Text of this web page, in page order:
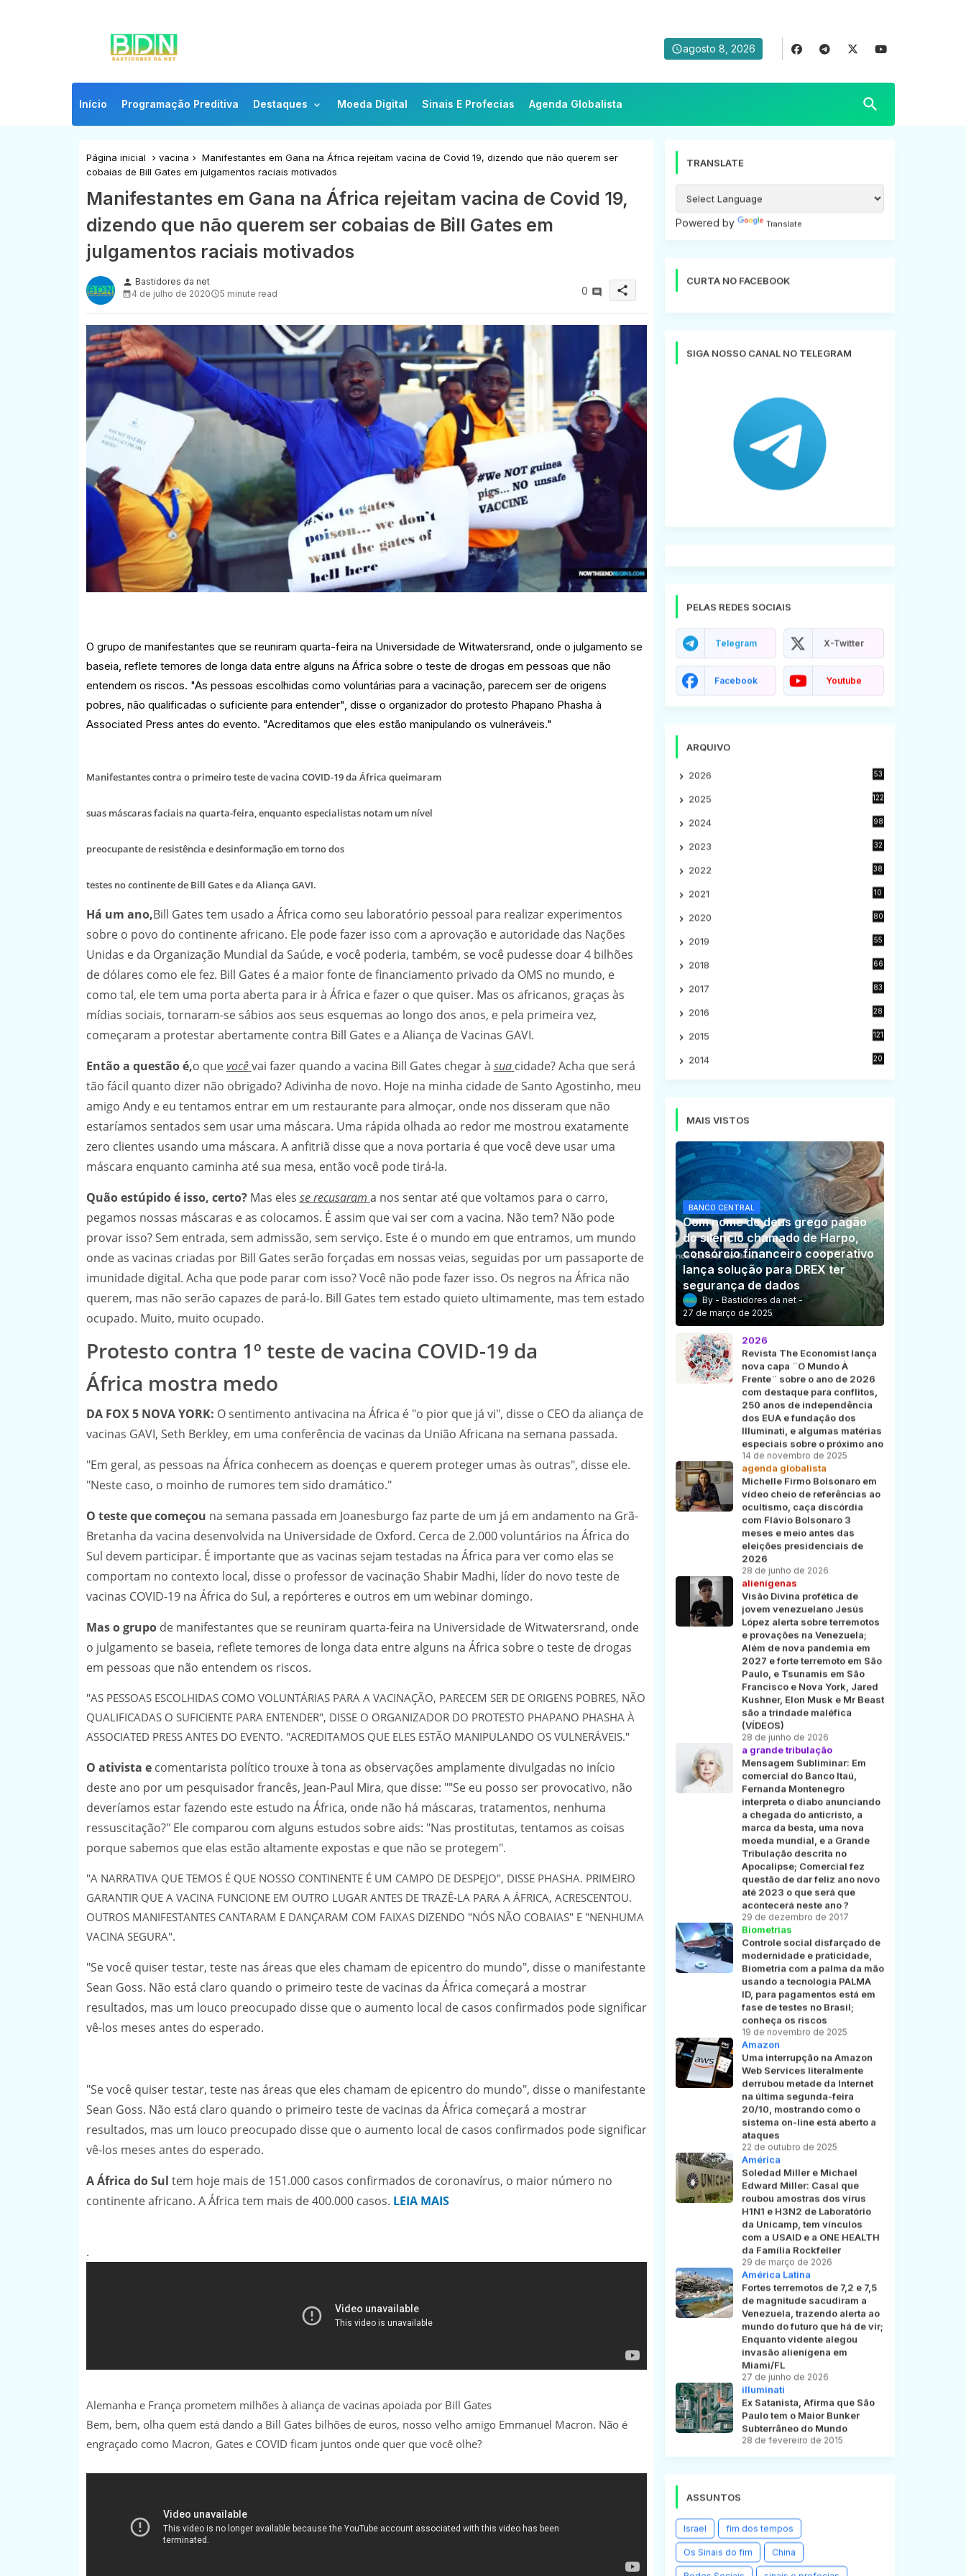
agosto 8, 2026
Início Programação Preditiva Destaques Moeda Digital Sinais E Profecias Agenda Globalista
Página inicial vacina
Manifestantes em Gana na África rejeitam vacina de Covid 19, dizendo que não querem ser
cobaias de Bill Gates em julgamentos raciais motivados
Manifestantes em Gana na África rejeitam vacina de Covid 19,
dizendo que não querem ser cobaias de Bill Gates em
julgamentos raciais motivados
person Bastidores da net
4 de julho de 2020
5 minute read 0 share
O grupo de manifestantes que se reuniram quarta-feira na Universidade de Witwatersrand, onde o julgamento se
baseia, reflete temores de longa data entre alguns na África sobre o teste de drogas em pessoas que não
entendem os riscos. "As pessoas escolhidas como voluntárias para a vacinação, parecem ser de origens
pobres, não qualificadas o suficiente para entender", disse o organizador do protesto Phapano Phasha à
Associated Press antes do evento. "Acreditamos que eles estão manipulando os vulneráveis."
Manifestantes contra o primeiro teste de vacina COVID-19 da África queimaram
suas máscaras faciais na quarta-feira, enquanto especialistas notam um nível
preocupante de resistência e desinformação em torno dos
testes no continente de Bill Gates e da Aliança GAVI.
Há um ano,Bill Gates tem usado a África como seu laboratório pessoal para realizar experimentos
sobre o povo do continente africano. Ele pode fazer isso com a aprovação e autoridade das Nações
Unidas e da Organização Mundial da Saúde, e você poderia, também, se você pudesse doar 4 bilhões
de dólares como ele fez. Bill Gates é a maior fonte de financiamento privado da OMS no mundo, e
como tal, ele tem uma porta aberta para ir à África e fazer o que quiser. Mas os africanos, graças às
mídias sociais, tornaram-se sábios aos seus esquemas ao longo dos anos, e pela primeira vez,
começaram a protestar abertamente contra Bill Gates e a Aliança de Vacinas GAVI.
Então a questão é,o quevocê vai fazer quando a vacina Bill Gates chegar à sua cidade? Acha que será
tão fácil quanto dizer não obrigado? Adivinha de novo. Hoje na minha cidade de Santo Agostinho, meu
amigo Andy e eu tentamos entrar em um restaurante para almoçar, onde nos disseram que não
estaríamos sentados sem usar uma máscara. Uma rápida olhada ao redor me mostrou exatamente
zero clientes usando uma máscara. A anfitriã disse que a nova portaria é que você deve usar uma
máscara enquanto caminha até sua mesa, então você pode tirá-la.
Quão estúpido é isso, certo?Mas eles se recusaram a nos sentar até que voltamos para o carro,
pegamos nossas máscaras e as colocamos. É assim que vai ser com a vacina. Não tem? Não pode
provar isso? Sem entrada, sem admissão, sem serviço. Este é o mundo em que entramos, um mundo
onde as vacinas criadas por Bill Gates serão forçadas em nossas veias, seguidas por um passaporte de
imunidade digital. Acha que pode parar com isso? Você não pode fazer isso. Os negros na África não
querem, mas não serão capazes de pará-lo. Bill Gates tem estado quieto ultimamente, mas tem estado
ocupado. Muito, muito ocupado.
Protesto contra 1º teste de vacina COVID-19 da
África mostra medo
DA FOX 5 NOVA YORK: O sentimento antivacina na África é "o pior que já vi", disse o CEO da aliança de
vacinas GAVI, Seth Berkley, em uma conferência de vacinas da União Africana na semana passada.
"Em geral, as pessoas na África conhecem as doenças e querem proteger umas às outras", disse ele.
"Neste caso, o moinho de rumores tem sido dramático."
O teste que começou na semana passada em Joanesburgo faz parte de um já em andamento na Grã-
Bretanha da vacina desenvolvida na Universidade de Oxford. Cerca de 2.000 voluntários na África do
Sul devem participar. É importante que as vacinas sejam testadas na África para ver como elas se
comportam no contexto local, disse o professor de vacinação Shabir Madhi, líder do novo teste de
vacinas COVID-19 na África do Sul, a repórteres e outros em um webinar domingo.
Mas o grupode manifestantes que se reuniram quarta-feira na Universidade de Witwatersrand, onde
o julgamento se baseia, reflete temores de longa data entre alguns na África sobre o teste de drogas
em pessoas que não entendem os riscos.
"AS PESSOAS ESCOLHIDAS COMO VOLUNTÁRIAS PARA A VACINAÇÃO, PARECEM SER DE ORIGENS POBRES, NÃO
QUALIFICADAS O SUFICIENTE PARA ENTENDER", DISSE O ORGANIZADOR DO PROTESTO PHAPANO PHASHA À
ASSOCIATED PRESS ANTES DO EVENTO. "ACREDITAMOS QUE ELES ESTÃO MANIPULANDO OS VULNERÁVEIS."
O ativista ecomentarista político trouxe à tona as observações amplamente divulgadas no início
deste ano por um pesquisador francês, Jean-Paul Mira, que disse: ""Se eu posso ser provocativo, não
deveríamos estar fazendo este estudo na África, onde não há máscaras, tratamentos, nenhuma
ressuscitação?" Ele comparou com alguns estudos sobre aids: "Nas prostitutas, tentamos as coisas
porque sabemos que elas estão altamente expostas e que não se protegem".
"A NARRATIVA QUE TEMOS É QUE NOSSO CONTINENTE É UM CAMPO DE DESPEJO", DISSE PHASHA. PRIMEIRO
GARANTIR QUE A VACINA FUNCIONE EM OUTRO LUGAR ANTES DE TRAZÊ-LA PARA A ÁFRICA, ACRESCENTOU.
OUTROS MANIFESTANTES CANTARAM E DANÇARAM COM FAIXAS DIZENDO "NÓS NÃO COBAIAS" E "NENHUMA
VACINA SEGURA".
"Se você quiser testar, teste nas áreas que eles chamam de epicentro do mundo", disse o manifestante
Sean Goss. Não está claro quando o primeiro teste de vacinas da África começará a mostrar
resultados, mas um louco preocupado disse que o aumento local de casos confirmados pode significar
vê-los meses antes do esperado.
"Se você quiser testar, teste nas áreas que eles chamam de epicentro do mundo", disse o manifestante
Sean Goss. Não está claro quando o primeiro teste de vacinas da África começará a mostrar
resultados, mas um louco preocupado disse que o aumento local de casos confirmados pode significar
vê-los meses antes do esperado.
A África do Sul tem hoje mais de 151.000 casos confirmados de coronavírus, o maior número no
continente africano. A África tem mais de 400.000 casos. LEIA MAIS
.
Alemanha e França prometem milhões à aliança de vacinas apoiada por Bill Gates
Bem, bem, olha quem está dando a Bill Gates bilhões de euros, nosso velho amigo Emmanuel Macron. Não é
engraçado como Macron, Gates e COVID ficam juntos onde quer que você olhe?
TRANSLATE
Powered by Translate
CURTA NO FACEBOOK
SIGA NOSSO CANAL NO TELEGRAM
PELAS REDES SOCIAIS
Telegram X-Twitter
Facebook Youtube
ARQUIVO
2026 53
2025 122
2024 98
2023
32
2022
38
2021
10
2020
80
2019
55
2018
66
2017
83
2016
28
2015
121
2014
20
MAIS VISTOS
BANCO CENTRAL
Com nome de deus grego pagão
do silêncio chamado de Harpo,
consórcio financeiro cooperativo
lança solução para DREX ter
segurança de dados
Bastidores da net
27 de março de 2025
2026
Revista The Economist lança
nova capa ¨O Mundo À
Frente¨ sobre o ano de 2026
com destaque para conflitos,
250 anos de independência
dos EUA e fundação dos
Illuminati, e algumas matérias
especiais sobre o próximo ano
14 de novembro de 2025
agenda globalista
Michelle Firmo Bolsonaro em
vídeo cheio de referências ao
ocultismo, caça discórdia
com Flávio Bolsonaro 3
meses e meio antes das
eleições presidenciais de
2026
28 de junho de 2026
alienígenas
Visão Divina profética de
jovem venezuelano Jesús
López alerta sobre terremotos
e provações na Venezuela;
Além de nova pandemia em
2027 e forte terremoto em São
Paulo, e Tsunamis em São
Francisco e Nova York, Jared
Kushner, Elon Musk e Mr Beast
são a trindade maléfica
(VÍDEOS)
28 de junho de 2026
a grande tribulação
Mensagem Subliminar: Em
comercial do Banco Itaú,
Fernanda Montenegro
interpreta o diabo anunciando
a chegada do anticristo, a
marca da besta, uma nova
moeda mundial, e a Grande
Tribulação descrita no
Apocalipse; Comercial fez
questão de dar feliz ano novo
até 2023 o que será que
acontecerá neste ano ?
29 de dezembro de 2017
Biometrias
Controle social disfarçado de
modernidade e praticidade,
Biometria com a palma da mão
usando a tecnologia PALMA
ID, para pagamentos está em
fase de testes no Brasil;
conheça os riscos
19 de novembro de 2025
Amazon
Uma interrupção na Amazon
Web Services literalmente
derrubou metade da Internet
na última segunda-feira
20/10, mostrando como o
sistema on-line está aberto a
ataques
22 de outubro de 2025
América
Soledad Miller e Michael
Edward Miller: Casal que
roubou amostras dos vírus
H1N1 e H3N2 de Laboratório
da Unicamp, tem vínculos
com a USAID e a ONE HEALTH
da Família Rockfeller
29 de março de 2026
América Latina
Fortes terremotos de 7,2 e 7,5
de magnitude sacudiram a
Venezuela, trazendo alerta ao
mundo do futuro que há de vir;
Enquanto vidente alegou
invasão alienígena em
Miami/FL
27 de junho de 2026
illuminati
Ex Satanista, Afirma que São
Paulo tem o Maior Bunker
Subterrâneo do Mundo
28 de fevereiro de 2015
ASSUNTOS
Israel fim dos tempos
Os Sinais do fim China